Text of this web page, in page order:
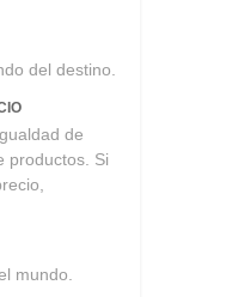
del destino.
de
productos. Si
mundo.